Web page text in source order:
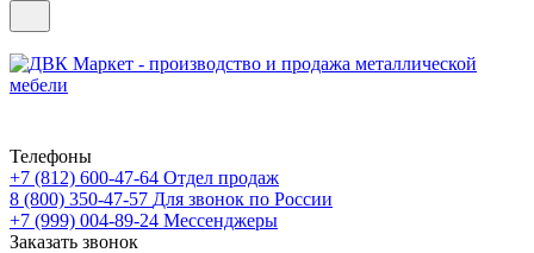
Телефоны
+7 (812) 600-47-64 Отдел продаж
8 (800) 350-47-57 Для звонок по России
+7 (999) 004-89-24 Мессенджеры
Заказать звонок